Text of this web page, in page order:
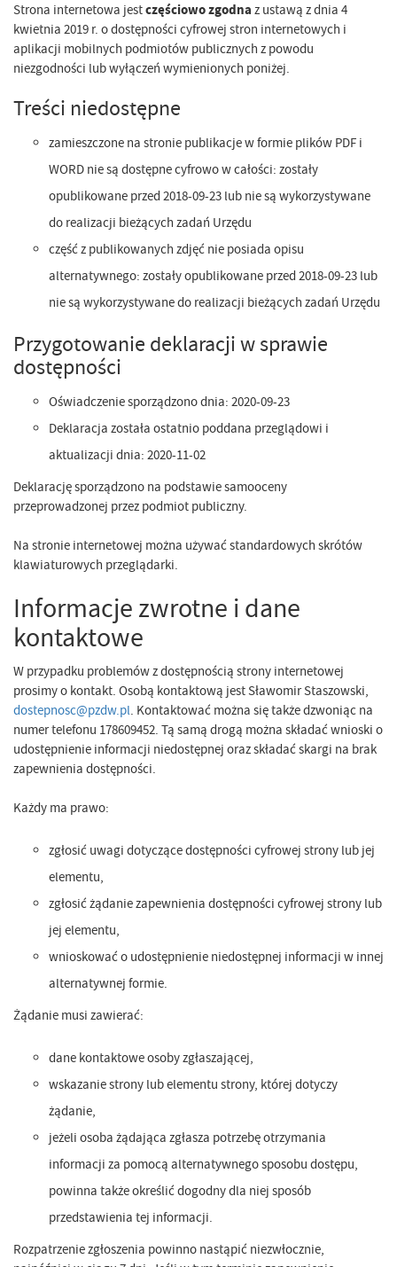
Strona internetowa jestczęściowo zgodna z ustawą z dnia 4
kwietnia 2019 r. o dostępności cyfrowej stron internetowych i
aplikacji mobilnych podmiotów publicznych z powodu
niezgodności lub wyłączeń wymienionych poniżej.
Treści niedostępne
zamieszczone na stronie publikacje w formie plików PDF i
WORD nie są dostępne cyfrowo w całości: zostały
opublikowane przed 2018-09-23 lub nie są wykorzystywane
do realizacji bieżących zadań Urzędu
część z publikowanych zdjęć nie posiada opisu
alternatywnego: zostały opublikowane przed 2018-09-23 lub
nie są wykorzystywane do realizacji bieżących zadań Urzędu
Przygotowanie deklaracji w sprawie
dostępności
Oświadczenie sporządzono dnia: 2020-09-23
Deklaracja została ostatnio poddana przeglądowi i
aktualizacji dnia: 2020-11-02
Deklarację sporządzono na podstawie samooceny
przeprowadzonej przez podmiot publiczny.
Na stronie internetowej można używać standardowych skrótów
klawiaturowych przeglądarki.
Informacje zwrotne i dane
kontaktowe
W przypadku problemów z dostępnością strony internetowej
prosimy o kontakt. Osobą kontaktową jest Sławomir Staszowski,
dostepnosc@pzdw.pl. Kontaktować można się także dzwoniąc na
numer telefonu 178609452. Tą samą drogą można składać wnioski o
udostępnienie informacji niedostępnej oraz składać skargi na brak
zapewnienia dostępności.
Każdy ma prawo:
zgłosić uwagi dotyczące dostępności cyfrowej strony lub jej
elementu,
zgłosić żądanie zapewnienia dostępności cyfrowej strony lub
jej elementu,
wnioskować o udostępnienie niedostępnej informacji w innej
alternatywnej formie.
Żądanie musi zawierać:
dane kontaktowe osoby zgłaszającej,
wskazanie strony lub elementu strony, której dotyczy
żądanie,
jeżeli osoba żądająca zgłasza potrzebę otrzymania
informacji za pomocą alternatywnego sposobu dostępu,
powinna także określić dogodny dla niej sposób
przedstawienia tej informacji.
Rozpatrzenie zgłoszenia powinno nastąpić niezwłocznie,